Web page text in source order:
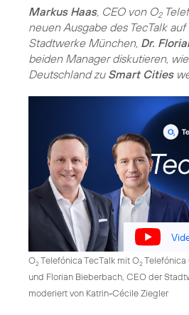
Markus Haas, CEO von O2
neuen Ausgabe des TecTalk
Stadtwerke München, Dr.
beiden Manager diskutieren,
Deutschland zu Smart Cities
O2Telefónica TecTalk mit O2Telefónica
und Florian Bieberbach, CEO der
moderiert von Katrin-Cécile Ziegler